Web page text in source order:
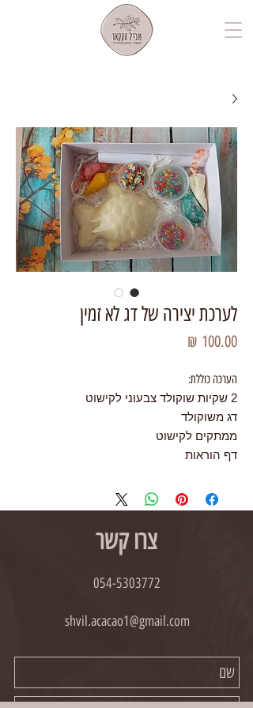
לערכת יצירה של דג לא זמין
הערכה כוללת:
2 שקיות שוקולד צבעוני לקישוט
דג משוקולד
ממתקים לקישוט
דף הוראות
צרו קשר
054-5303772
shvil.acacao1@gmail.com